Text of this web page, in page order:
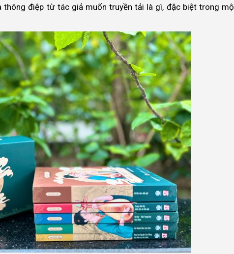
thông điệp từ tác giả muốn truyền tải là gì, đặc biệt trong